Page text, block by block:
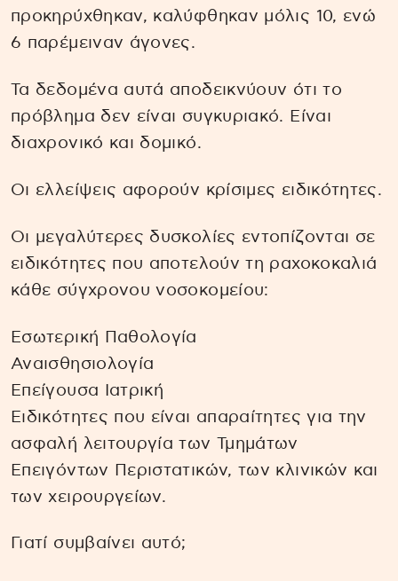
προκηρύχθηκαν, καλύφθηκαν μόλις 10, ενώ
6 παρέμειναν άγονες.
Τα δεδομένα αυτά αποδεικνύουν ότι το
πρόβλημα δεν είναι συγκυριακό. Είναι
διαχρονικό και δομικό.
Οι ελλείψεις αφορούν κρίσιμες ειδικότητες.
Οι μεγαλύτερες δυσκολίες εντοπίζονται σε
ειδικότητες που αποτελούν τη ραχοκοκαλιά
κάθε σύγχρονου νοσοκομείου:
Εσωτερική Παθολογία
Αναισθησιολογία
Επείγουσα Ιατρική
Ειδικότητες που είναι απαραίτητες για την
ασφαλή λειτουργία των Τμημάτων
Επειγόντων Περιστατικών, των κλινικών και
των χειρουργείων.
Γιατί συμβαίνει αυτό;